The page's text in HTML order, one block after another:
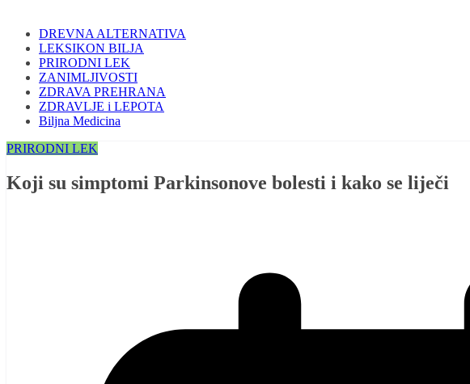
DREVNA ALTERNATIVA
LEKSIKON BILJA
PRIRODNI LEK
ZANIMLJIVOSTI
ZDRAVA PREHRANA
ZDRAVLJE i LEPOTA
Biljna Medicina
PRIRODNI LEK
Koji su simptomi Parkinsonove bolesti i kako se liječi